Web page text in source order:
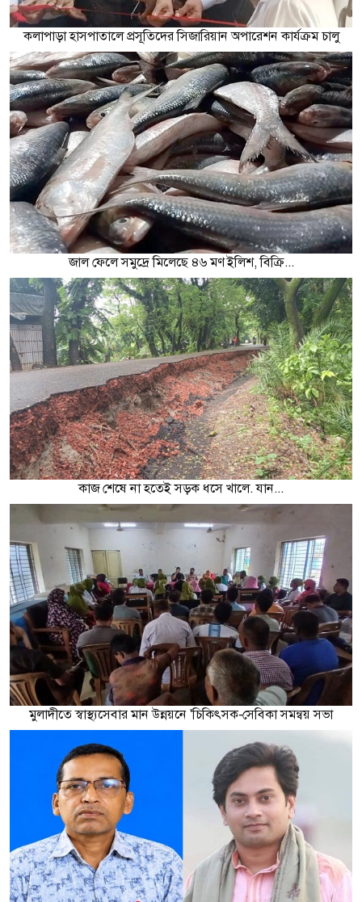
কলাপাড়া হাসপাতালে প্রসূতিদের সিজারিয়ান অপারেশন কার্যক্রম চালু
জাল ফেলে সমুদ্রে মিলেছে ৪৬ মণ ইলিশ, বিক্রি...
কাজ শেষে না হতেই সড়ক ধসে খালে. যান...
মুলাদীতে স্বাস্থ্যসেবার মান উন্নয়নে 'চিকিৎসক-সেবিকা সমন্বয় সভা